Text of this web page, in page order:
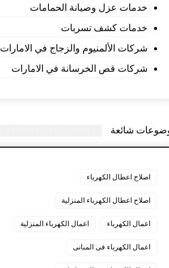
خدمات عزل وصيانة الحمامات
خدمات كشف تسربات
شركات الألمنيوم والزجاج في الامارات
شركات قص الخرسانة في الامارات
شائعة
اصلاح اعطال الكهرباء
اصلاح اعطال الكهرباء المنزلية
اعمال الكهرباء اعمال الكهرباء المنزلية
اعمال الكهرباء فى المبانى